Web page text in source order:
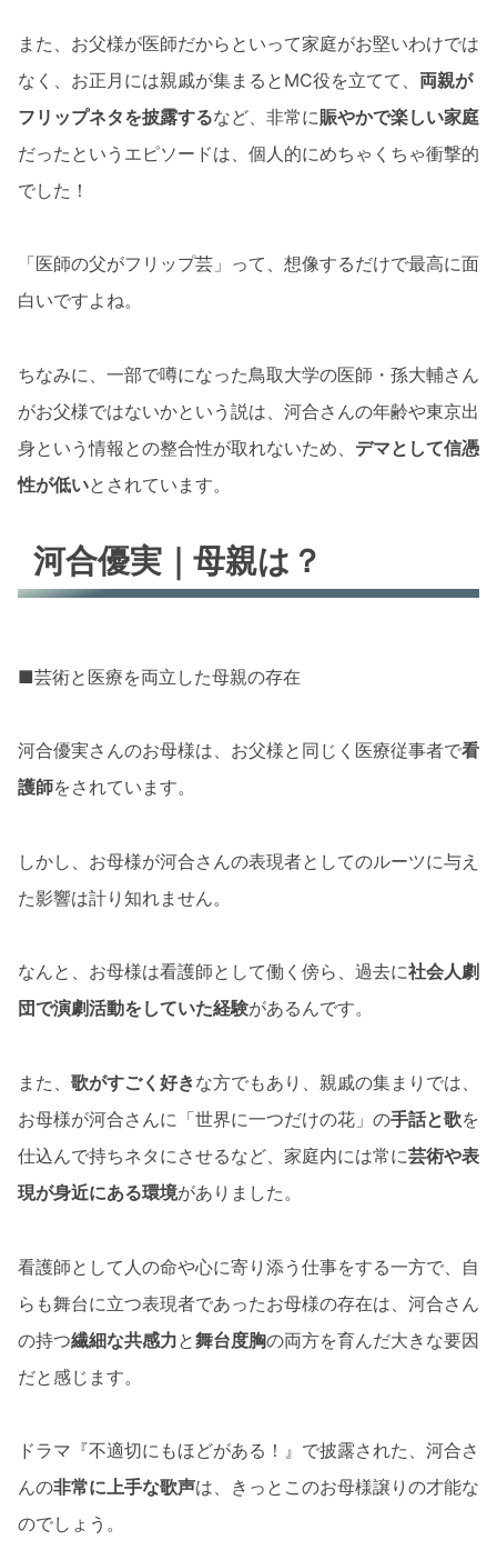
また、お父様が医師だからといって家庭がお堅いわけでは
なく、お正月には親戚が集まるとMC役を立てて、 両親が
フリップネタを披露するなど、非常に賑やかで楽しい家庭
だったというエピソードは、個人的にめちゃくちゃ衝撃的
でした！
「医師の父がフリップ芸」って、想像するだけで最高に面
白いですよね。
ちなみに、一部で噂になった鳥取大学の医師・孫大輔さん
がお父様ではないかという説は、河合さんの年齢や東京出
身という情報との整合性が取れないため、 デマとして信憑
性が低いとされています。
河合優実｜母親は？
■芸術と医療を両立した母親の存在
河合優実さんのお母様は、お父様と同じく医療従事者で看
護師をされています。
しかし、お母様が河合さんの表現者としてのルーツに与え
た影響は計り知れません。
なんと、お母様は看護師として働く傍ら、過去に社会人劇
団で演劇活動をしていた経験があるんです。
また、 歌がすごく好きな方でもあり、親戚の集まりでは、
お母様が河合さんに「世界に一つだけの花」の手話と歌を
仕込んで持ちネタにさせるなど、家庭内には常に芸術や表
現が身近にある環境がありました。
看護師として人の命や心に寄り添う仕事をする一方で、自
らも舞台に立つ表現者であったお母様の存在は、河合さん
の持つ繊細な共感力と舞台度胸の両方を育んだ大きな要因
だと感じます。
ドラマ『不適切にもほどがある！』で披露された、河合さ
んの非常に上手な歌声は、きっとこのお母様譲りの才能な
のでしょう。